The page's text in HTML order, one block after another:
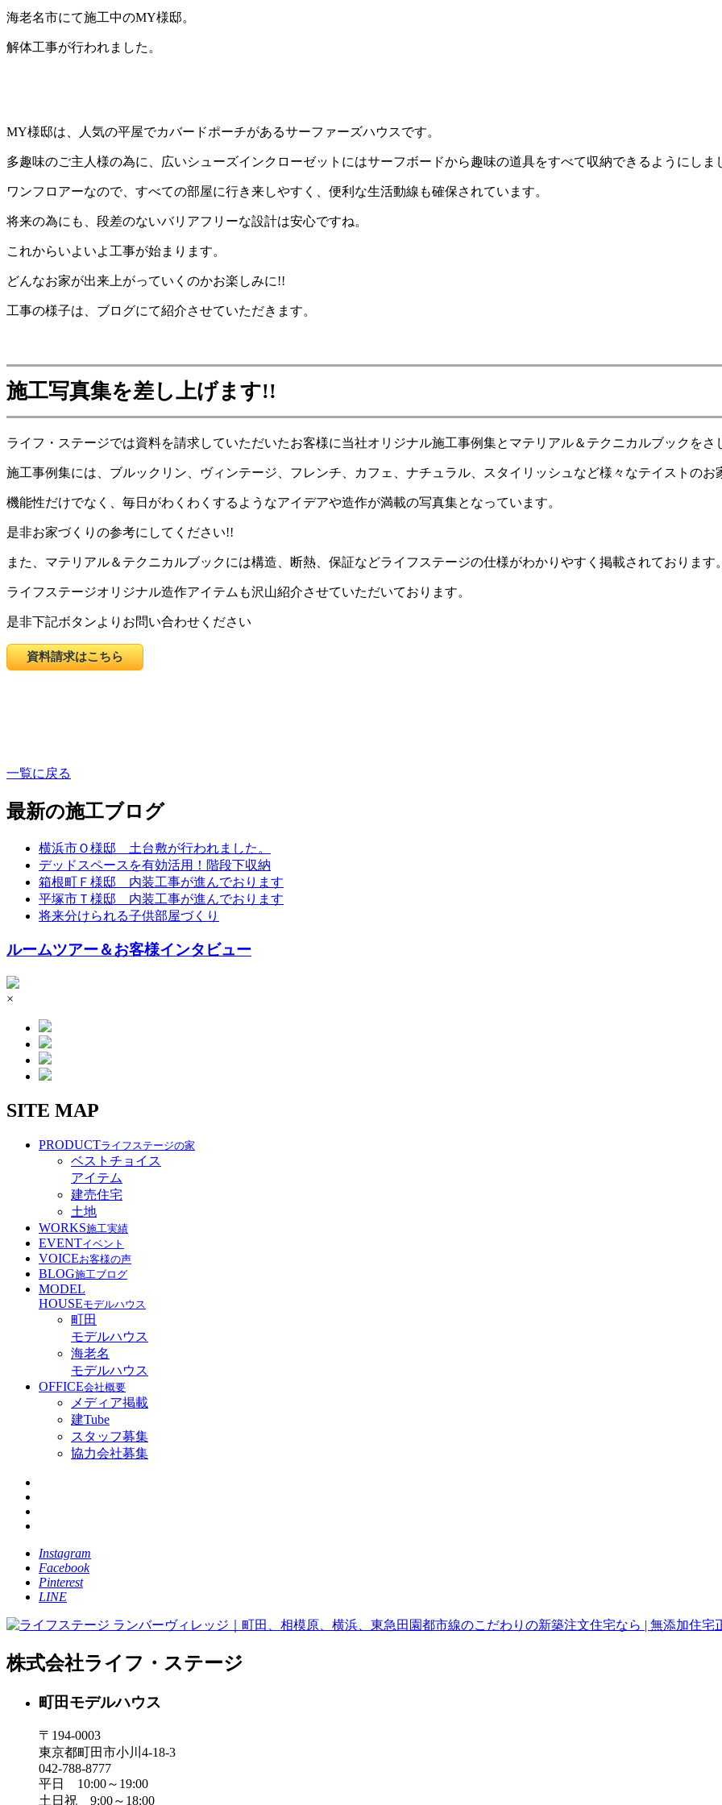
海老名市にて施工中のMY様邸。
解体工事が行われました。
MY様邸は、人気の平屋でカバードポーチがあるサーファーズハウスです。
多趣味のご主人様の為に、広いシューズインクローゼットにはサーフボードから趣味の道具をすべて収納できるようにしま
ワンフロアーなので、すべての部屋に行き来しやすく、便利な生活動線も確保されています。
将来の為にも、段差のないバリアフリーな設計は安心ですね。
これからいよいよ工事が始まります。
どんなお家が出来上がっていくのかお楽しみに!!
工事の様子は、ブログにて紹介させていただきます。
施工写真集を差し上げます!!
ライフ・ステージでは資料を請求していただいたお客様に当社オリジナル施工事例集とマテリアル＆テクニカルブックをさ
施工事例集には、ブルックリン、ヴィンテージ、フレンチ、カフェ、ナチュラル、スタイリッシュなど様々なテイストのお
機能性だけでなく、毎日がわくわくするようなアイデアや造作が満載の写真集となっています。
是非お家づくりの参考にしてください!!
また、マテリアル＆テクニカルブックには構造、断熱、保証などライフステージの仕様がわかりやすく掲載されております
ライフステージオリジナル造作アイテムも沢山紹介させていただいております。
是非下記ボタンよりお問い合わせください
資料請求はこちら
一覧に戻る
最新の施工ブログ
横浜市Ｏ様邸 土台敷が行われました。
デッドスペースを有効活用！階段下収納
箱根町Ｆ様邸 内装工事が進んでおります
平塚市Ｔ様邸 内装工事が進んでおります
将来分けられる子供部屋づくり
ルームツアー＆お客様インタビュー
×
SITE MAP
PRODUCTライフステージの家
ベストチョイス
アイテム
建売住宅
土地
WORKS施工実績
EVENTイベント
VOICEお客様の声
BLOG施工ブログ
MODEL
HOUSEモデルハウス
町田
モデルハウス
海老名
モデルハウス
OFFICE会社概要
メディア掲載
建Tube
スタッフ募集
協力会社募集
Instagram
Facebook
Pinterest
LINE
株式会社ライフ・ステージ
町田モデルハウス
〒194-0003
東京都町田市小川4-18-3
042-788-8777
平日 10:00～19:00
土日祝 9:00～18:00